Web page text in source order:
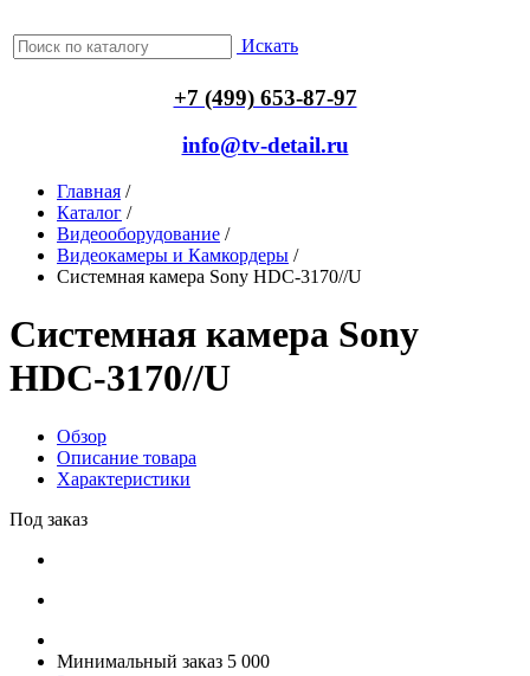
Искать
+7 (499) 653-87-97
info@tv-detail.ru
Главная /
Каталог /
Видеооборудование /
Видеокамеры и Камкордеры /
Системная камера Sony HDC-3170//U
Системная камера Sony
HDC-3170//U
Обзор
Описание товара
Характеристики
Под заказ
Минимальный заказ 5 000